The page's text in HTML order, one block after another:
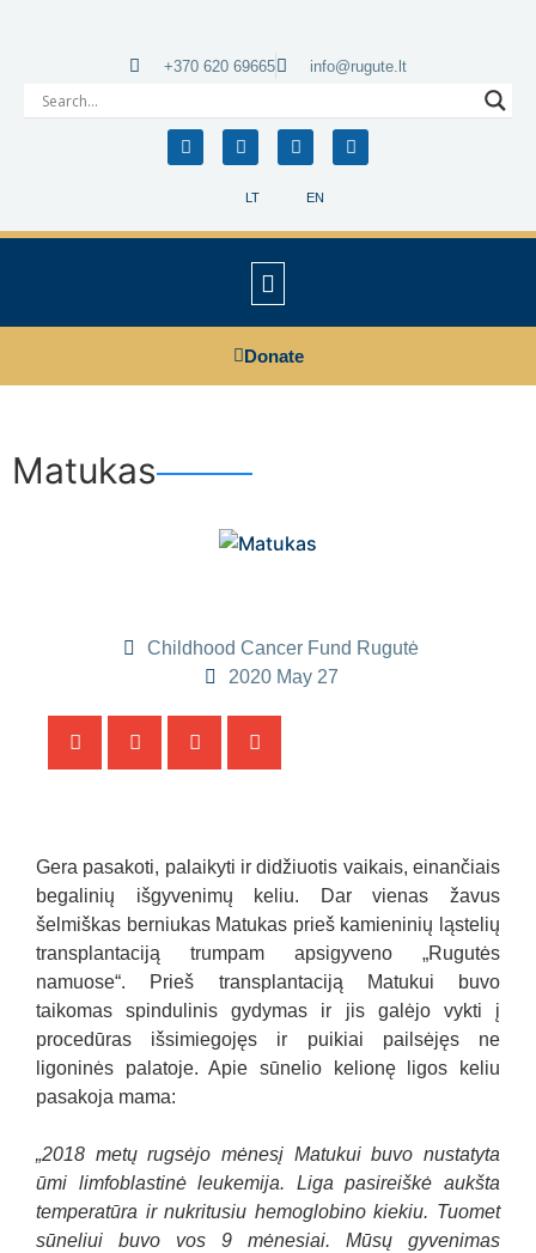
LT EN
+370 620 69665 info@rugute.lt
Donate
Matukas
Childhood Cancer Fund Rugutė
2020 May 27
Gera pasakoti, palaikyti ir didžiuotis vaikais, einančiais
begalinių išgyvenimų keliu. Dar vienas žavus
šelmiškas berniukas Matukas prieš kamieninių ląstelių
transplantaciją trumpam apsigyveno „Rugutės
namuose“. Prieš transplantaciją Matukui buvo
taikomas spindulinis gydymas ir jis galėjo vykti į
procedūras išsimiegojęs ir puikiai pailsėjęs ne
ligoninės palatoje. Apie sūnelio kelionę ligos keliu
pasakoja mama:
„2018 metų rugsėjo mėnesį Matukui buvo nustatyta
ūmi limfoblastinė leukemija. Liga pasireiškė aukšta
temperatūra ir nukritusiu hemoglobino kiekiu. Tuomet
sūneliui buvo vos 9 mėnesiai. Mūsų gyvenimas